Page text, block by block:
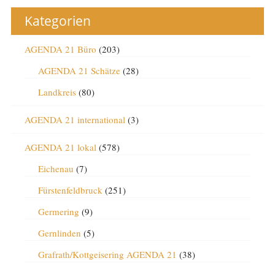
Kategorien
AGENDA 21 Büro (203)
AGENDA 21 Schätze(28)
Landkreis(80)
AGENDA 21 international(3)
AGENDA 21 lokal(578)
Eichenau (7)
Fürstenfeldbruck(251)
Germering (9)
Gernlinden (5)
Grafrath/Kottgeisering AGENDA 21 (38)